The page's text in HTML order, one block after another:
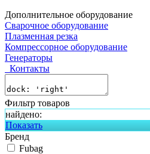
Дополнительное оборудование
Сварочное оборудование
Плазменная резка
Компрессорное оборудование
Генераторы
Контакты
Фильтр товаров
найдено:
Показать
Бренд
Fubag